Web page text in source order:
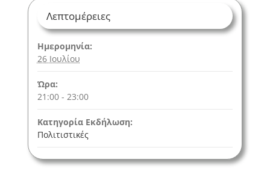
Λεπτομέρειες
Ημερομηνία:
26 Ιουλίου
Ώρα:
21:00 - 23:00
Κατηγορία Εκδήλωση:
Πολιτιστικές